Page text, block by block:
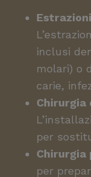
inclusi
molari) o
carie,
Chirurgia
per
per